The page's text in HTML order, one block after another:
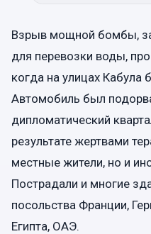
Взрыв мощной бомбы,
для перевозки воды,
когда на улицах
Автомобиль был
дипломатический
результате жертвами
местные жители, но и
Пострадали и многие
посольства Франции,
Египта, ОАЭ.